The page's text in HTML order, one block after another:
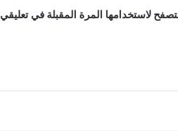
لاستخدامها المرة المقبلة في